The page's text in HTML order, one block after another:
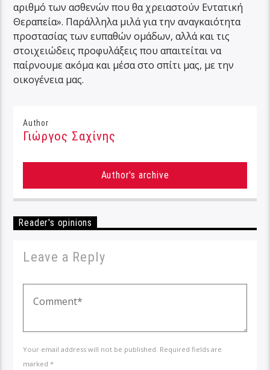
αριθμό των ασθενών που θα χρειαστούν Εντατική
Θεραπεία». Παράλληλα μιλά για την αναγκαιότητα
προστασίας των ευπαθών ομάδων, αλλά και τις
στοιχειώδεις προφυλάξεις που απαιτείται να
παίρνουμε ακόμα και μέσα στο σπίτι μας, με την
οικογένεια μας.
Author
Γιώργος Σαχίνης
Author's archive
Reader's opinions
Leave a Reply
Your email address will not be published. Required fields are
marked *